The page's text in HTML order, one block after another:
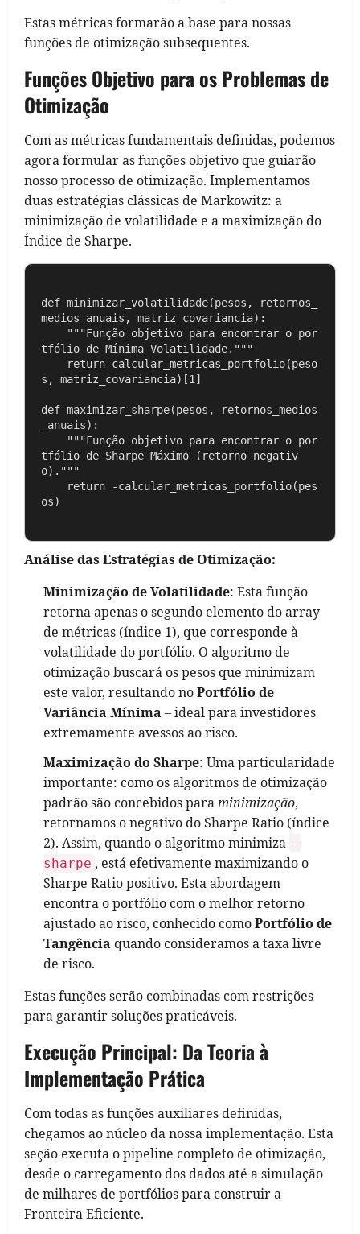
Estas métricas formarão a base para nossas
funções de otimização subsequentes.
Funções Objetivo para os Problemas de
Otimização
Com as métricas fundamentais definidas, podemos
agora formular as funções objetivo que guiarão
nosso processo de otimização. Implementamos
duas estratégias clássicas de Markowitz: a
minimização de volatilidade e a maximização do
Índice de Sharpe.
def minimizar_volatilidade(pesos, retornos_
medios_anuais, matriz_covariancia):
tfólio de Mínima Volatilidade."""
s, matriz_covariancia)[1]
def maximizar_sharpe(pesos, retornos_medios
_anuais):
tfólio de Sharpe Máximo (retorno negativ
o)."""
Análise das Estratégias de Otimização:
Minimização de Volatilidade: Esta função
retorna apenas o segundo elemento do array
de métricas (índice 1), que corresponde à
volatilidade do portfólio. O algoritmo de
otimização buscará os pesos que minimizam
este valor, resultando noPortfólio de
Variância Mínima – ideal para investidores
extremamente avessos ao risco.
Maximização do Sharpe: Uma particularidade
importante: como os algoritmos de otimização
padrão são concebidos paraminimização,
retornamos o negativo do Sharpe Ratio (índice
2). Assim, quando o algoritmo minimiza -
sharpe , está efetivamente maximizando o
Sharpe Ratio positivo. Esta abordagem
encontra o portfólio com o melhor retorno
ajustado ao risco, conhecido comoPortfólio de
Tangência quando consideramos a taxa livre
de risco.
Estas funções serão combinadas com restrições
para garantir soluções praticáveis.
Execução Principal: Da Teoria à
Implementação Prática
Com todas as funções auxiliares definidas,
chegamos ao núcleo da nossa implementação. Esta
seção executa o pipeline completo de otimização,
desde o carregamento dos dados até a simulação
de milhares de portfólios para construir a
Fronteira Eficiente.